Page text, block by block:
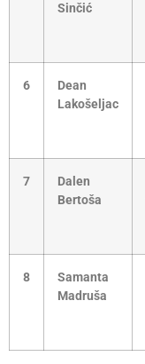
Sinčić
6
Dean
Lakošeljac
7
Dalen
Bertoša
8
Samanta
Madruša